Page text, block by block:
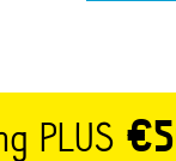
PLUS